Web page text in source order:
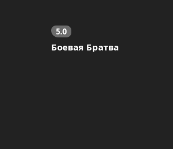
5.0
Боевая Братва